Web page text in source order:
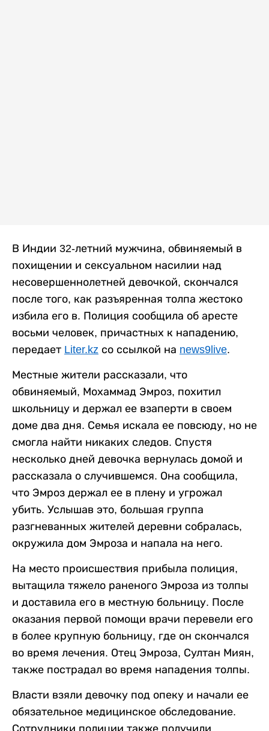
В Индии 32-летний мужчина, обвиняемый в
похищении и сексуальном насилии над
несовершеннолетней девочкой, скончался
после того, как разъяренная толпа жестоко
избила его в. Полиция сообщила об аресте
восьми человек, причастных к нападению,
передает Liter.kz со ссылкой на news9live.
Местные жители рассказали, что
обвиняемый, Мохаммад Эмроз, похитил
школьницу и держал ее взаперти в своем
доме два дня. Семья искала ее повсюду, но не
смогла найти никаких следов. Спустя
несколько дней девочка вернулась домой и
рассказала о случившемся. Она сообщила,
что Эмроз держал ее в плену и угрожал
убить. Услышав это, большая группа
разгневанных жителей деревни собралась,
окружила дом Эмроза и напала на него.
На место происшествия прибыла полиция,
вытащила тяжело раненого Эмроза из толпы
и доставила его в местную больницу. После
оказания первой помощи врачи перевели его
в более крупную больницу, где он скончался
во время лечения. Отец Эмроза, Султан Миян,
также пострадал во время нападения толпы.
Власти взяли девочку под опеку и начали ее
обязательное медицинское обследование.
Сотрудники полиции также получили